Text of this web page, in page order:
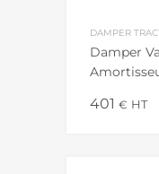
DAMPER
Damper
401 € HT